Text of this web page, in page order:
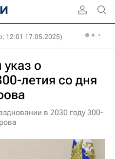
12:01 17.05.2025)
о
летия со дня
в 2030 году 300-